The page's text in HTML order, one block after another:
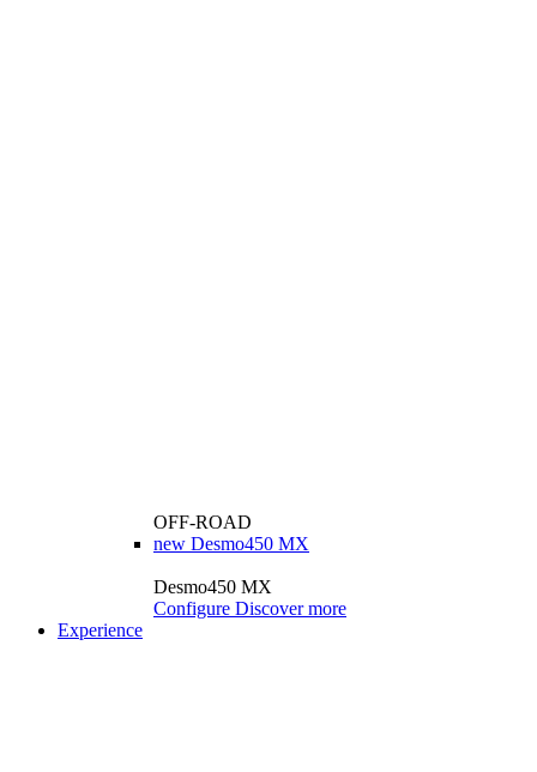
OFF-ROAD
new Desmo450 MX
Desmo450 MX
Configure Discover more
Experience